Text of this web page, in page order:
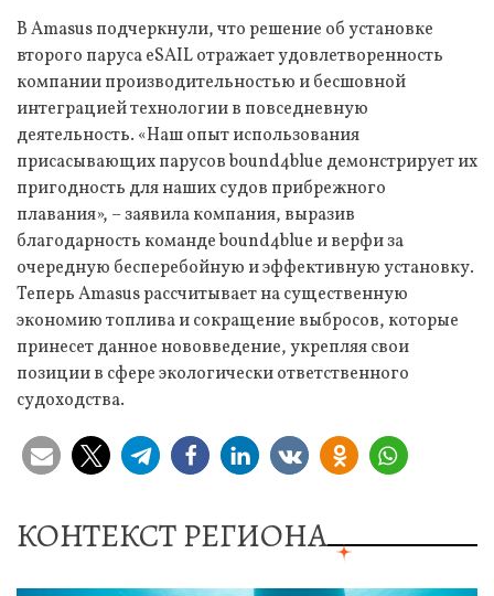
В Amasus подчеркнули, что решение об установке
второго паруса eSAIL отражает удовлетворенность
компании производительностью и бесшовной
интеграцией технологии в повседневную
деятельность. «Наш опыт использования
присасывающих парусов bound4blue демонстрирует их
пригодность для наших судов прибрежного
плавания», – заявила компания, выразив
благодарность команде bound4blue и верфи за
очередную бесперебойную и эффективную установку.
Теперь Amasus рассчитывает на существенную
экономию топлива и сокращение выбросов, которые
принесет данное нововведение, укрепляя свои
позиции в сфере экологически ответственного
судоходства.
КОНТЕКСТ РЕГИОНА